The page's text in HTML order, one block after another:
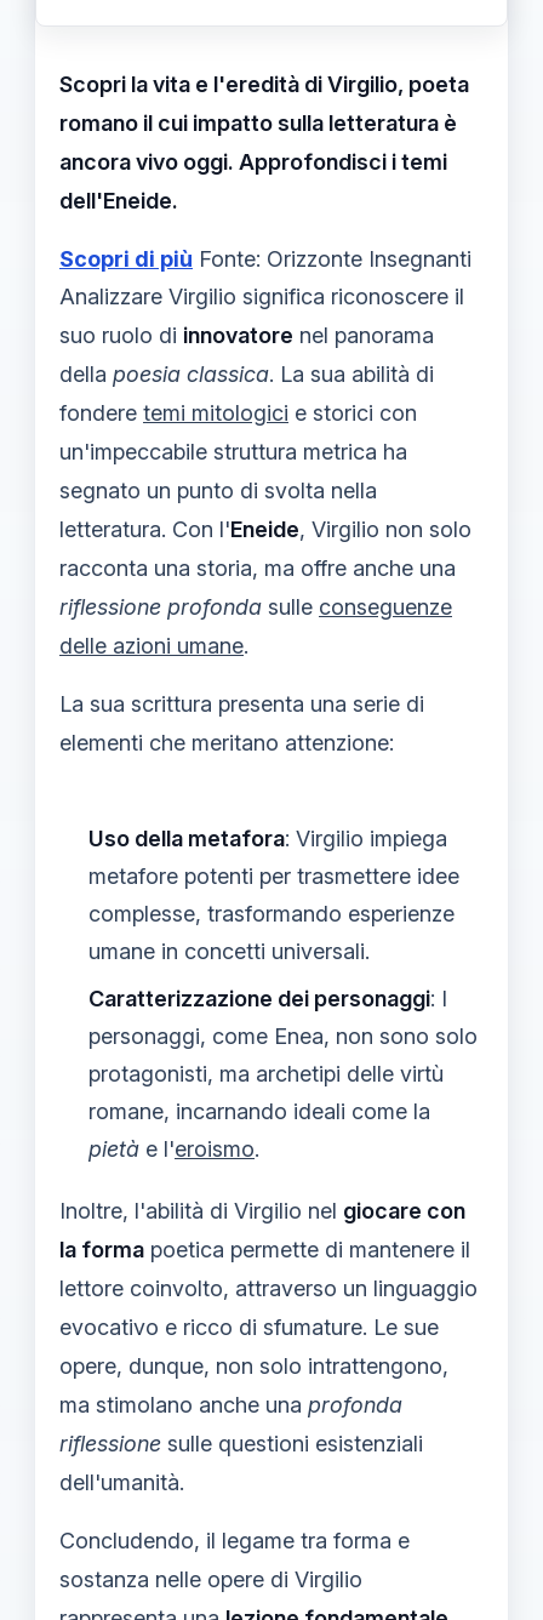
Scopri la vita e l'eredità di Virgilio, poeta
romano il cui impatto sulla letteratura è
ancora vivo oggi. Approfondisci i temi
dell'Eneide.
Scopri di più Fonte: Orizzonte Insegnanti
Analizzare Virgilio significa riconoscere il
suo ruolo di innovatore nel panorama
della poesia classica. La sua abilità di
fondere temi mitologici e storici con
un'impeccabile struttura metrica ha
segnato un punto di svolta nella
letteratura. Con l'Eneide, Virgilio non solo
racconta una storia, ma offre anche una
riflessione profonda sulle conseguenze
delle azioni umane.
La sua scrittura presenta una serie di
elementi che meritano attenzione:
Uso della metafora: Virgilio impiega
metafore potenti per trasmettere idee
complesse, trasformando esperienze
umane in concetti universali.
Caratterizzazione dei personaggi: I
personaggi, come Enea, non sono solo
protagonisti, ma archetipi delle virtù
romane, incarnando ideali come la
pietà e l'eroismo.
Inoltre, l'abilità di Virgilio nel giocare con
la forma poetica permette di mantenere il
lettore coinvolto, attraverso un linguaggio
evocativo e ricco di sfumature. Le sue
opere, dunque, non solo intrattengono,
ma stimolano anche una profonda
riflessione sulle questioni esistenziali
dell'umanità.
Concludendo, il legame tra forma e
sostanza nelle opere di Virgilio